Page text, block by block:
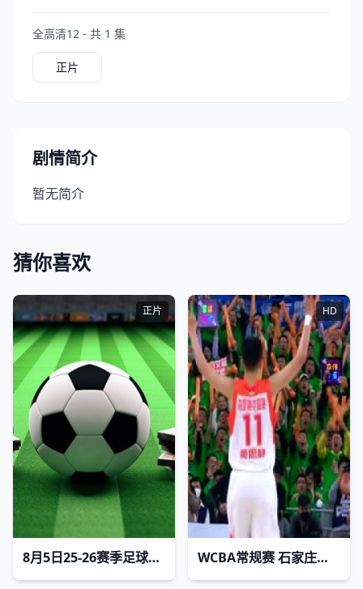
全高清12 - 共 1 集
正片
剧情简介
暂无简介
猜你喜欢
正片
8月5日25-26赛季足球热身 赛曼城VSK联赛全明星
HD
WCBA常规赛 石家庄英励VS新疆国达氢 20240311(陈耀宗)